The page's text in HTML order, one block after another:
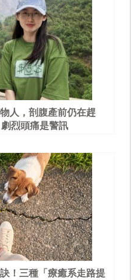
人，剖腹產前仍在趕
烈頭痛是警訊
！三種「療癒系走路提